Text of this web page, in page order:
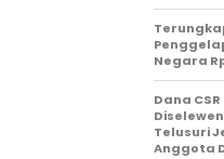
Negara
Dana
Telusuri
Anggota